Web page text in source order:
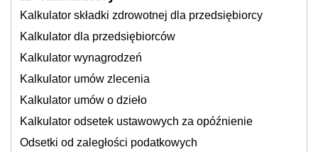
Kalkulator składki zdrowotnej dla przedsiębiorcy
Kalkulator dla przedsiębiorców
Kalkulator wynagrodzeń
Kalkulator umów zlecenia
Kalkulator umów o dzieło
Kalkulator odsetek ustawowych za opóźnienie
Odsetki od zaległości podatkowych